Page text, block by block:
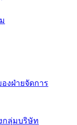
งฝ่ายจัดการ
กลุ่มบริษัท